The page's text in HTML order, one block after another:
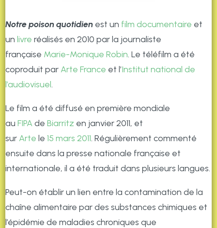
Notre poison quotidien est un film documentaire et
unlivre réalisés en 2010 par la journaliste
française Marie-Monique Robin. Le téléfilm a été
coproduit par Arte France et l’Institut national de
l’audiovisuel.
Le film a été diffusé en première mondiale
auFIPAdeBiarritz en janvier 2011, et
sur Arte le15 mars 2011. Régulièrement commenté
ensuite dans la presse nationale française et
internationale, il a été traduit dans plusieurs langues.
Peut-on établir un lien entre la contamination de la
chaîne alimentaire par des substances chimiques et
l’épidémie de maladies chroniques que